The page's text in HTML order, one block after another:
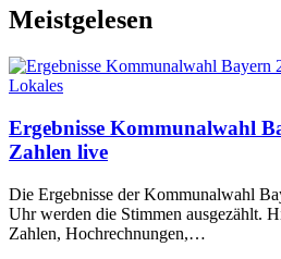
Meistgelesen
Lokales
Ergebnisse Kommunalwahl
Zahlen live
Die Ergebnisse der Kommunalwahl
Uhr werden die Stimmen ausgezählt.
Zahlen, Hochrechnungen,…